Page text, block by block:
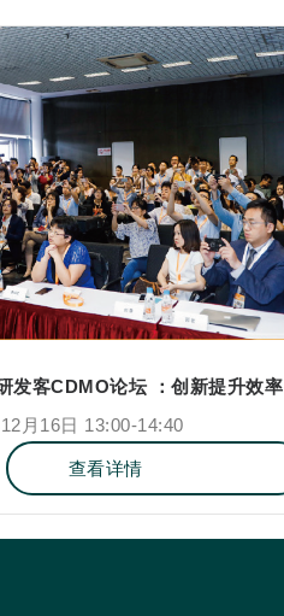
发客CDMO论坛 ：创新提升效率
月16日 13:00-14:40
查看详情